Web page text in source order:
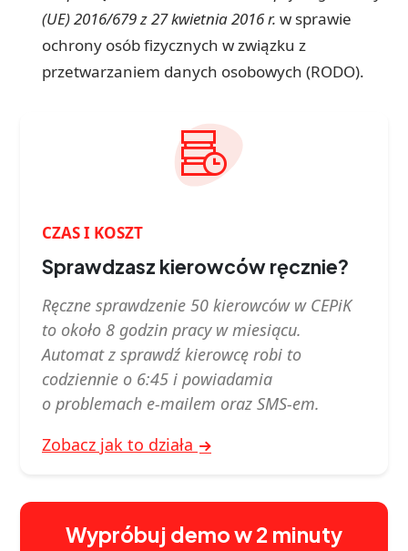
(UE) 2016/679 z 27 kwietnia 2016 r. w sprawie
ochrony osób fizycznych w związku z
przetwarzaniem danych osobowych (RODO).
CZAS I KOSZT
Sprawdzasz kierowców ręcznie?
Ręczne sprawdzenie 50 kierowców w CEPiK
to około 8 godzin pracy w miesiącu.
Automat z sprawdź kierowcę robi to
codziennie o 6:45 i powiadamia
o problemach e‑mailem oraz SMS-em.
Zobacz jak to działa
Wypróbuj demo w 2 minuty